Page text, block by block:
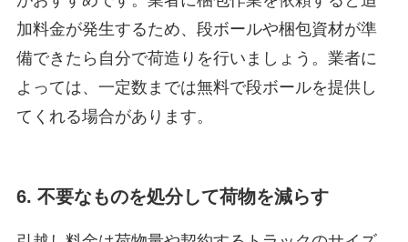
加料金が発生するため、段ボールや梱包資材が準
備できたら自分で荷造りを行いましょう。業者に
よっては、一定数までは無料で段ボールを提供し
てくれる場合があります。
6. 不要なものを処分して荷物を減らす